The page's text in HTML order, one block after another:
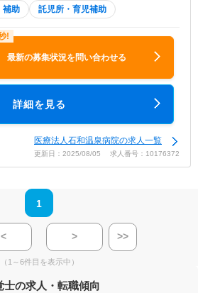
補助 託児所・育児補助
最新の募集状況を問い合わせる
詳細を見る
医療法人石和温泉病院の求人一覧
更新日：2025/08/05 求人番号：10176372
1
< > >>
（1～6件目を表示中）
士の求人・転職傾向